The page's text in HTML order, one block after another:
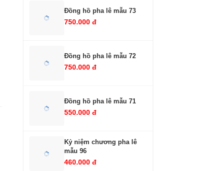
Đồng hồ pha lê mẫu 73
750.000 đ
Đồng hồ pha lê mẫu 72
750.000 đ
Đồng hồ pha lê mẫu 71
550.000 đ
Kỷ niệm chương pha lê
mẫu 96
460.000 đ